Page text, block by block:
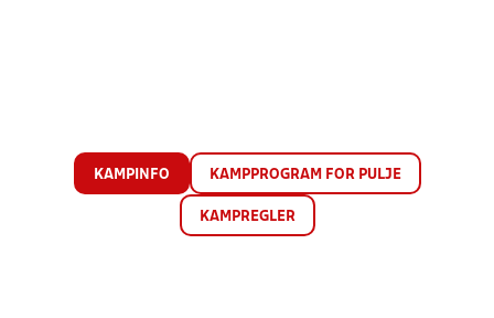
KAMPINFO KAMPPROGRAM FOR PULJE
KAMPREGLER